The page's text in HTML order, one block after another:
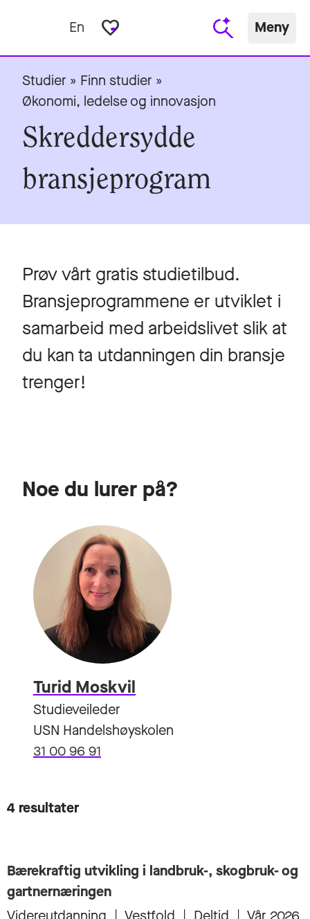
En favorite_border Meny
Studier » Finn studier »
Økonomi, ledelse og innovasjon
Skreddersydde
bransjeprogram
Prøv vårt gratis studietilbud.
Bransjeprogrammene er utviklet i
samarbeid med arbeidslivet slik at
du kan ta utdanningen din bransje
trenger!
Noe du lurer på?
Turid Moskvil
Studieveileder
USN Handelshøyskolen
31 00 96 91
Bærekraftig utvikling i landbruk-, skogbruk- og
gartnernæringen